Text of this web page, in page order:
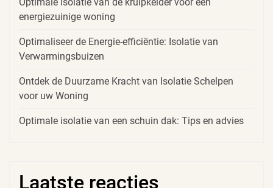
Optimale isolatie van de kruipkelder voor een
energiezuinige woning
Optimaliseer de Energie-efficiëntie: Isolatie van
Verwarmingsbuizen
Ontdek de Duurzame Kracht van Isolatie Schelpen
voor uw Woning
Optimale isolatie van een schuin dak: Tips en advies
Laatste reacties